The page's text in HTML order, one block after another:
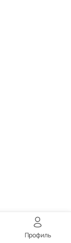
Профиль